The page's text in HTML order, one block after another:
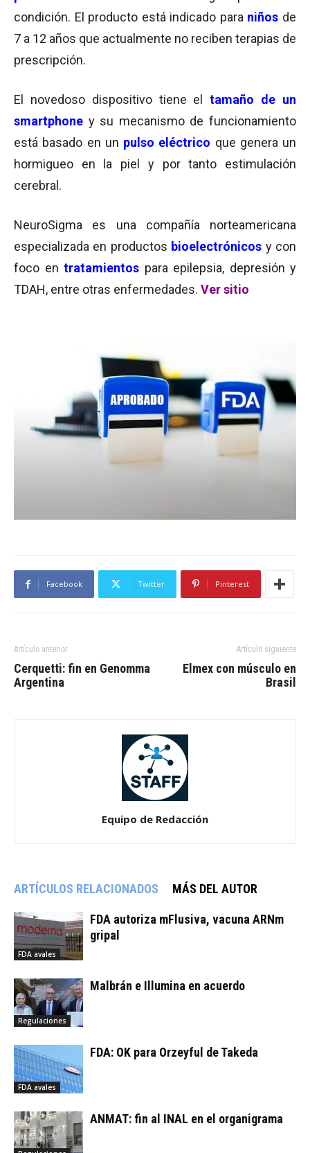
condición. El producto está indicado para niños de
7 a 12 años que actualmente no reciben terapias de
prescripción.
El novedoso dispositivo tiene eltamaño de un
smartphone y su mecanismo de funcionamiento
está basado en un pulso eléctrico que genera un
hormigueo en la piel y por tanto estimulación
cerebral.
NeuroSigma es una compañía norteamericana
especializada en productos bioelectrónicos y con
foco en tratamientos para epilepsia, depresión y
TDAH, entre otras enfermedades. Ver sitio
Facebook Twitter Pinterest
Artículo anterior
Cerquetti: fin en Genomma
Argentina
Artículo siguiente
Elmex con músculo en
Brasil
Equipo de Redacción
ARTÍCULOS RELACIONADOS MÁS DEL AUTOR
FDA avales
FDA autoriza mFlusiva, vacuna ARNm
gripal
Regulaciones
Malbrán e Illumina en acuerdo
FDA avales
FDA: OK para Orzeyful de Takeda
ANMAT: fin al INAL en el organigrama